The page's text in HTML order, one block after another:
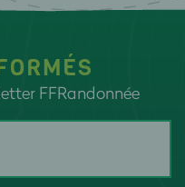
FFRandonnée